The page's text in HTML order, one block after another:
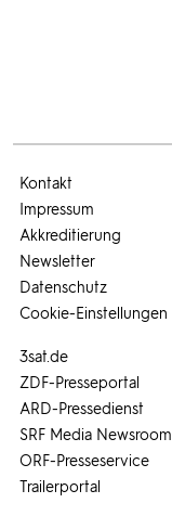
3sat.de
ZDF-Presseportal
ARD-Pressedienst
SRF Media Newsroom
ORF-Presseservice
Trailerportal
Kontakt
Impressum
Akkreditierung
Newsletter
Datenschutz
Cookie-Einstellungen